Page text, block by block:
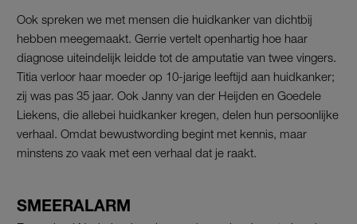
Ook spreken we met mensen die huidkanker van dichtbij
hebben meegemaakt. Gerrie vertelt openhartig hoe haar
diagnose uiteindelijk leidde tot de amputatie van twee vingers.
Titia verloor haar moeder op 10-jarige leeftijd aan huidkanker;
zij was pas 35 jaar. Ook Janny van der Heijden en Goedele
Liekens, die allebei huidkanker kregen, delen hun persoonlijke
verhaal. Omdat bewustwording begint met kennis, maar
minstens zo vaak met een verhaal dat je raakt.
SMEERALARM